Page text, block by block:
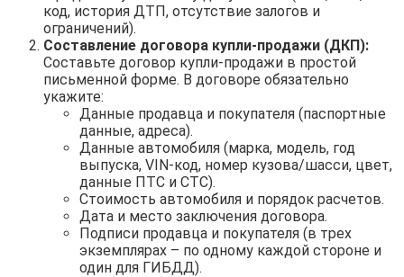
код, история ДТП, отсутствие залогов и
ограничений).
Составление договора купли-продажи (ДКП):
Составьте договор купли-продажи в простой
письменной форме. В договоре обязательно
укажите:
Данные продавца и покупателя (паспортные
данные, адреса).
Данные автомобиля (марка, модель, год
выпуска, VIN-код, номер кузова/шасси, цвет,
данные ПТС и СТС).
Стоимость автомобиля и порядок расчетов.
Дата и место заключения договора.
Подписи продавца и покупателя (в трех
экземплярах – по одному каждой стороне и
один для ГИБДД).